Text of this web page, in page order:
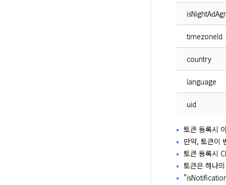
timezoneId
country
language
uid
토큰 등록시
만약, 토큰이
토큰 등록시
토큰은 하나